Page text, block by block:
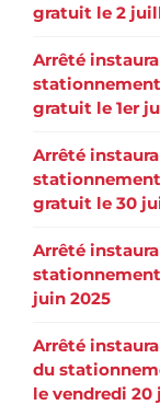
gratuit le 2
Arrêté
gratuit le 1er
Arrêté
gratuit le 30
Arrêté
juin 2025
Arrêté
du
le vendredi 20